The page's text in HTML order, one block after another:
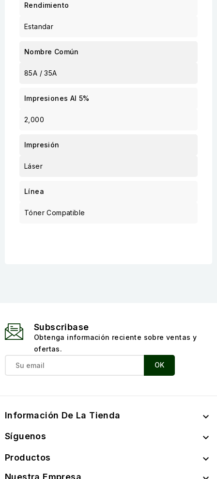
Rendimiento
Estandar
Nombre Común
85A / 35A
Impresiones Al 5%
2,000
Impresión
Láser
Línea
Tóner Compatible
Subscribase
Obtenga información reciente sobre ventas y
ofertas.
Información De La Tienda 
Síguenos 
Productos 
Nuestra Empresa